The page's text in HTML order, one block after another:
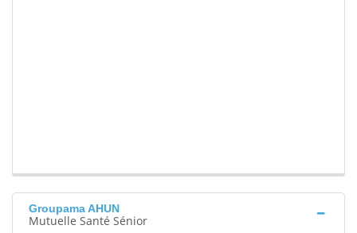
Groupama AHUN
Mutuelle Santé Sénior